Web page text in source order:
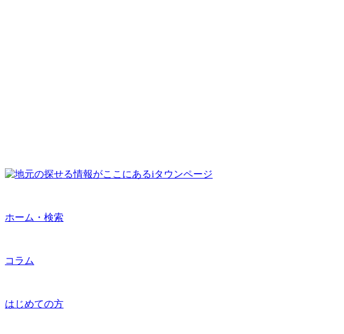
ホーム・検索
コラム
はじめての方